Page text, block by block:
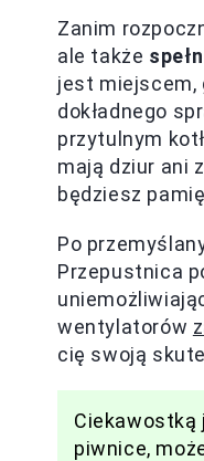
Zanim
ale także
jest miejscem,
dokładnego
przytulnym
mają dziur ani
będziesz
Po
Przepustnica
wentylatorów
cię swoją
Ciekawostką
piwnice,